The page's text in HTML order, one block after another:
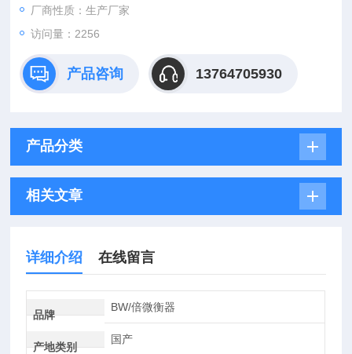
厂商性质：生产厂家
访问量：2256
产品咨询 13764705930
产品分类
相关文章
详细介绍 在线留言
品牌
BW/倍微衡器
产地类别
国产